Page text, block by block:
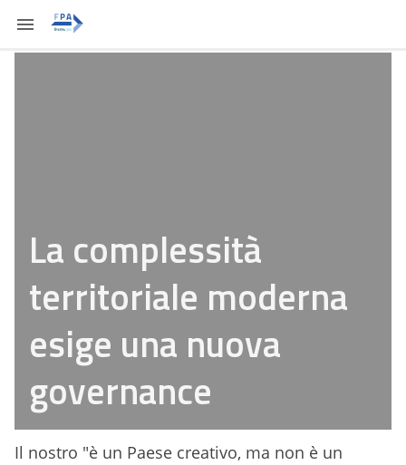
La complessità
territoriale moderna
esige una nuova
governance
Il nostro "è un Paese creativo, ma non è un